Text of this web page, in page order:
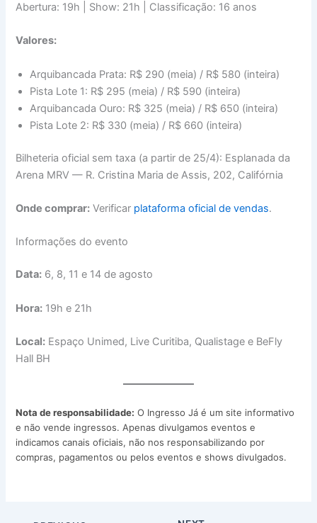
Abertura: 19h | Show: 21h | Classificação: 16 anos
Valores:
Arquibancada Prata: R$ 290 (meia) / R$ 580 (inteira)
Pista Lote 1: R$ 295 (meia) / R$ 590 (inteira)
Arquibancada Ouro: R$ 325 (meia) / R$ 650 (inteira)
Pista Lote 2: R$ 330 (meia) / R$ 660 (inteira)
Bilheteria oficial sem taxa (a partir de 25/4): Esplanada da
Arena MRV — R. Cristina Maria de Assis, 202, Califórnia
Onde comprar: Verificar plataforma oficial de vendas.
Informações do evento
Data: 6, 8, 11 e 14 de agosto
Hora: 19h e 21h
Local: Espaço Unimed, Live Curitiba, Qualistage e BeFly
Hall BH
Nota de responsabilidade: O Ingresso Já é um site informativo
e não vende ingressos. Apenas divulgamos eventos e
indicamos canais oficiais, não nos responsabilizando por
compras, pagamentos ou pelos eventos e shows divulgados.